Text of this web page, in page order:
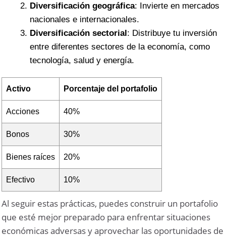
Diversificación geográfica: Invierte en mercados
nacionales e internacionales.
Diversificación sectorial: Distribuye tu inversión
entre diferentes sectores de la economía, como
tecnología, salud y energía.
Activo Porcentaje del portafolio
Acciones 40%
Bonos 30%
Bienes raíces 20%
Efectivo 10%
Al seguir estas prácticas, puedes construir un portafolio
que esté mejor preparado para enfrentar situaciones
económicas adversas y aprovechar las oportunidades de